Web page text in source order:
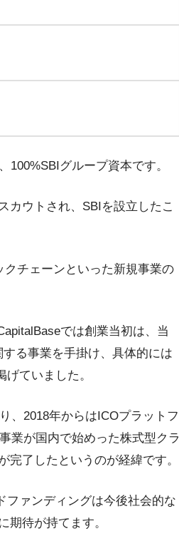
100%SBIグループ資本です。
カウトされ、SBIを設立したこ
チェーンといった新規事業の
では創業当初は、当
る事業を手掛け、具体的には
ていました。
、2018年からはICOプラットフ
業が国内で始めった株式型クラ
了したというのが経緯です。
ファンディングは今後社会的な
期待が持てます。